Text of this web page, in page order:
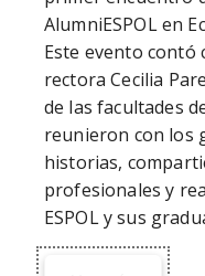
AlumniESPOL en
Este evento contó
rectora Cecilia
de las facultades
reunieron con los
historias,
profesionales y